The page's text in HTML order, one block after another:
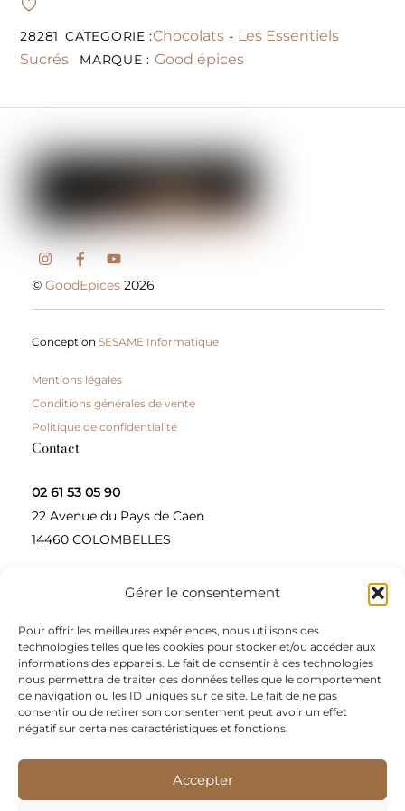
Gérer le consentement
Pour offrir les meilleures expériences, nous utilisons des
technologies telles que les cookies pour stocker et/ou accéder aux
informations des appareils. Le fait de consentir à ces technologies
nous permettra de traiter des données telles que le comportement
de navigation ou les ID uniques sur ce site. Le fait de ne pas
consentir ou de retirer son consentement peut avoir un effet
négatif sur certaines caractéristiques et fonctions.
Accepter
28281 CATEGORIE :Chocolats - Les Essentiels
Sucrés
MARQUE : Good épices
©GoodEpices 2026
ConceptionSESAME Informatique
Mentions légales
Conditions générales de vente
Politique de confidentialité
Contact
02 61 53 05 90
22 Avenue du Pays de Caen
14460 COLOMBELLES
Contactez-nous
A propos
Une entreprise à taille humaine, concepteur et
fournisseur de produits alimentaires et d’épices pour
les restaurateurs, dont le siège social est à Colombelles
Nous sommes apporteurs d’idées, de solutions, et